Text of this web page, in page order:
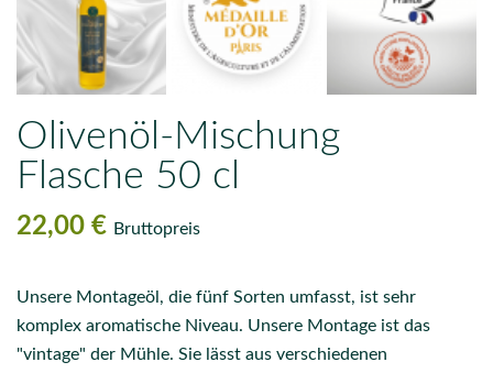
Olivenöl-Mischung
Flasche 50 cl
22,00 € Bruttopreis
Unsere Montageöl, die fünf Sorten umfasst, ist sehr
komplex aromatische Niveau. Unsere Montage ist das
"vintage" der Mühle. Sie lässt aus verschiedenen